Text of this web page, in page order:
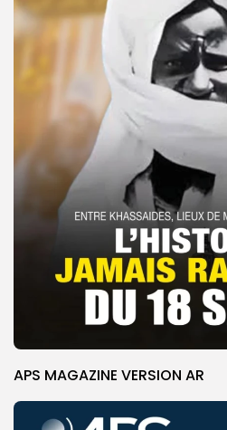
APS MAGAZINE VERSION AR